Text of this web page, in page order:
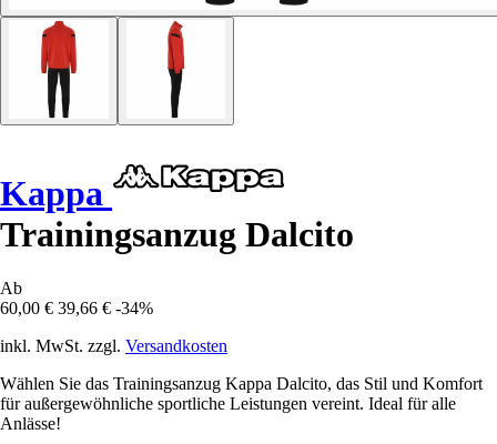
Kappa
Trainingsanzug Dalcito
Ab
60,00 € 39,66 € -34%
inkl. MwSt. zzgl. Versandkosten
Wählen Sie das Trainingsanzug Kappa Dalcito, das Stil und Komfort
für außergewöhnliche sportliche Leistungen vereint. Ideal für alle
Anlässe!